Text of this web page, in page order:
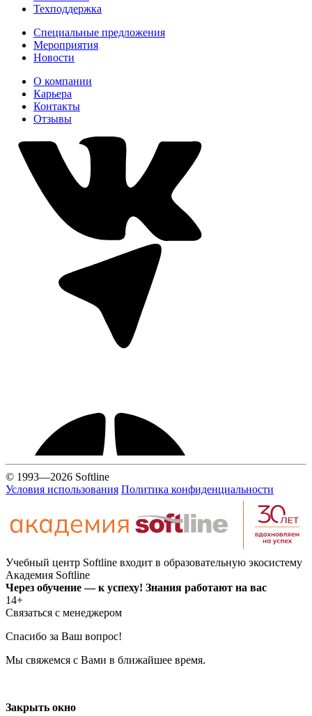
Техподдержка
Специальные предложения
Мероприятия
Новости
О компании
Карьера
Контакты
Отзывы
© 1993—2026 Softline
Условия использования Политика конфиденциальности
Учебный центр Softline входит в образовательную экосистему
Академия Softline
Через обучение — к успеху! Знания работают на вас
14+
Связаться с менеджером
Спасибо за Ваш вопрос!
Мы свяжемся с Вами в ближайшее время.
Закрыть окно